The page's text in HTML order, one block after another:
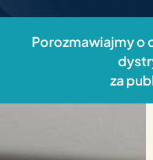
Porozmawiajmy o
za